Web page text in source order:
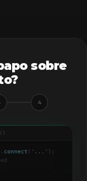
sobre
4
. connect ( ' ... ' );